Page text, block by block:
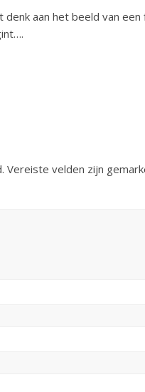
aan het beeld van
Vereiste velden zijn